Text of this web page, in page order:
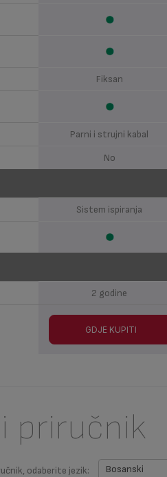
Fiksan
Parni i strujni kabal
No
Sistem ispiranja
2 godine
GDJE KUPITI
priručnik
odaberite jezik: